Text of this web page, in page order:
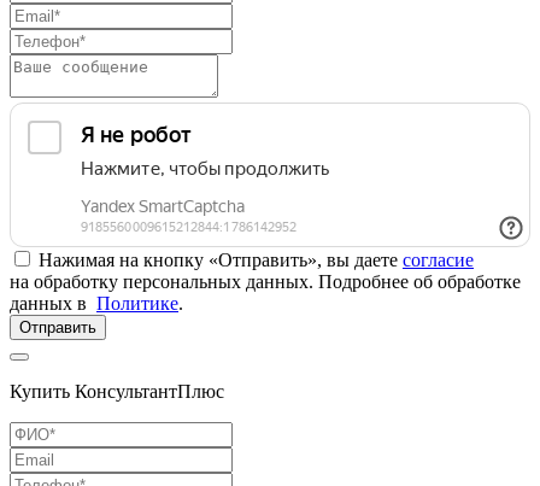
Нажимая на кнопку «Отправить», вы даете согласие
на обработку персональных данных. Подробнее об обработке
данных в Политике.
Отправить
Купить КонсультантПлюс